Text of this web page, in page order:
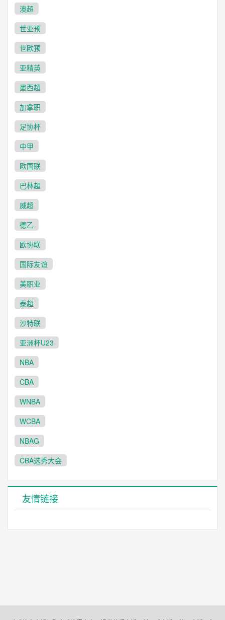
澳超
世亚预
世欧预
亚精英
墨西超
加拿职
足协杯
中甲
欧国联
巴林超
威超
德乙
欧协联
国际友谊
美职业
泰超
沙特联
亚洲杯U23
NBA
CBA
WNBA
WCBA
NBAG
CBA选秀大会
友情链接